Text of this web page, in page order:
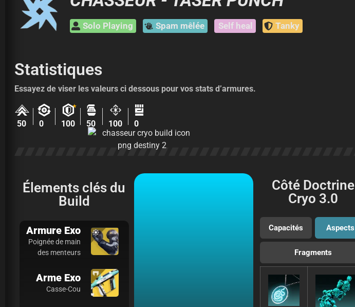
Solo Playing Spam mêlée Self heal Tanky
Statistiques
Essayez de viser les valeurs ci dessous pour vos stats d’armures.
50 0 100
★
50 100 0
Élements clés du
Build
Armure Exo
Poignée de main
des menteurs
Arme Exo
Casse-Cou
Côté Doctrine
Cryo 3.0
Capacités Aspects
Fragments